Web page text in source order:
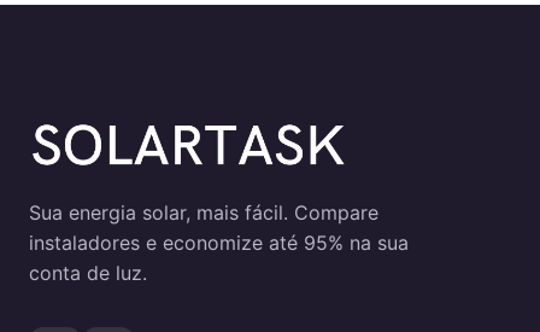
Sua energia solar, mais fácil. Compare
instaladores e economize até 95% na sua
conta de luz.